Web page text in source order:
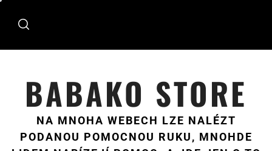
BABAKO STORE
NA MNOHA WEBECH LZE NALÉZT
PODANOU POMOCNOU RUKU, MNOHDE